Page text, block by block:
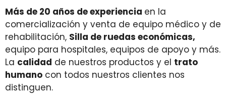
Más de 20 años de experiencia en la
comercialización y venta de equipo médico y de
rehabilitación, Silla de ruedas económicas,
equipo para hospitales, equipos de apoyo y más.
La calidad de nuestros productos y el trato
humano con todos nuestros clientes nos
distinguen.